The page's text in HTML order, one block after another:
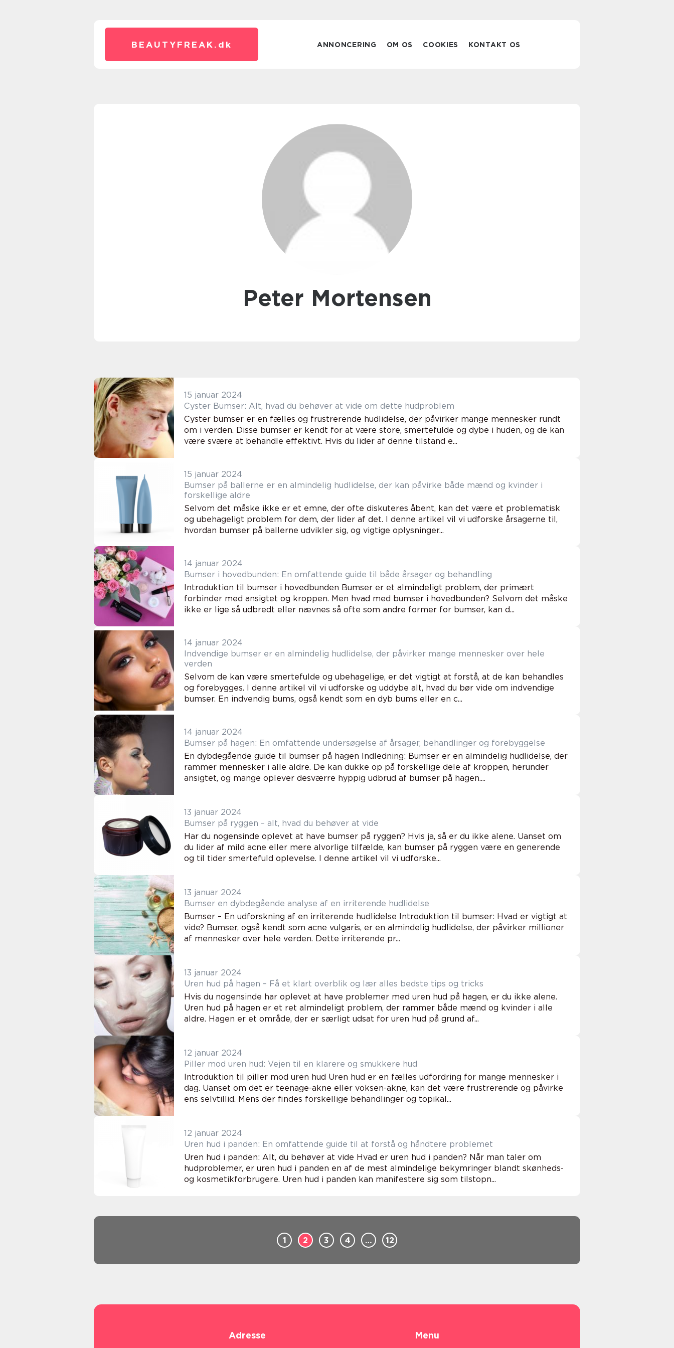
BEAUTYFREAK. dk ANNONCERING OM OS COOKIES KONTAKT OS
Peter Mortensen
15 januar 2024
Cyster Bumser: Alt, hvad du behøver at vide om dette hudproblem
Cyster bumser er en fælles og frustrerende hudlidelse, der påvirker mange mennesker rundt
om i verden. Disse bumser er kendt for at være store, smertefulde og dybe i huden, og de kan
være svære at behandle effektivt. Hvis du lider af denne tilstand e...
15 januar 2024
Bumser på ballerne er en almindelig hudlidelse, der kan påvirke både mænd og kvinder i
forskellige aldre
Selvom det måske ikke er et emne, der ofte diskuteres åbent, kan det være et problematisk
og ubehageligt problem for dem, der lider af det. I denne artikel vil vi udforske årsagerne til,
hvordan bumser på ballerne udvikler sig, og vigtige oplysninger...
14 januar 2024
Bumser i hovedbunden: En omfattende guide til både årsager og behandling
Introduktion til bumser i hovedbunden Bumser er et almindeligt problem, der primært
forbinder med ansigtet og kroppen. Men hvad med bumser i hovedbunden? Selvom det måske
ikke er lige så udbredt eller nævnes så ofte som andre former for bumser, kan d...
14 januar 2024
Indvendige bumser er en almindelig hudlidelse, der påvirker mange mennesker over hele
verden
Selvom de kan være smertefulde og ubehagelige, er det vigtigt at forstå, at de kan behandles
og forebygges. I denne artikel vil vi udforske og uddybe alt, hvad du bør vide om indvendige
bumser. En indvendig bums, også kendt som en dyb bums eller en c...
14 januar 2024
Bumser på hagen: En omfattende undersøgelse af årsager, behandlinger og forebyggelse
En dybdegående guide til bumser på hagen Indledning: Bumser er en almindelig hudlidelse, der
rammer mennesker i alle aldre. De kan dukke op på forskellige dele af kroppen, herunder
ansigtet, og mange oplever desværre hyppig udbrud af bumser på hagen....
13 januar 2024
Bumser på ryggen – alt, hvad du behøver at vide
Har du nogensinde oplevet at have bumser på ryggen? Hvis ja, så er du ikke alene. Uanset om
du lider af mild acne eller mere alvorlige tilfælde, kan bumser på ryggen være en generende
og til tider smertefuld oplevelse. I denne artikel vil vi udforske...
13 januar 2024
Bumser en dybdegående analyse af en irriterende hudlidelse
Bumser – En udforskning af en irriterende hudlidelse Introduktion til bumser: Hvad er vigtigt at
vide? Bumser, også kendt som acne vulgaris, er en almindelig hudlidelse, der påvirker millioner
af mennesker over hele verden. Dette irriterende pr...
13 januar 2024
Uren hud på hagen – Få et klart overblik og lær alles bedste tips og tricks
Hvis du nogensinde har oplevet at have problemer med uren hud på hagen, er du ikke alene.
Uren hud på hagen er et ret almindeligt problem, der rammer både mænd og kvinder i alle
aldre. Hagen er et område, der er særligt udsat for uren hud på grund af...
12 januar 2024
Piller mod uren hud: Vejen til en klarere og smukkere hud
Introduktion til piller mod uren hud Uren hud er en fælles udfordring for mange mennesker i
dag. Uanset om det er teenage-akne eller voksen-akne, kan det være frustrerende og påvirke
ens selvtillid. Mens der findes forskellige behandlinger og topikal...
12 januar 2024
Uren hud i panden: En omfattende guide til at forstå og håndtere problemet
Uren hud i panden: Alt, du behøver at vide Hvad er uren hud i panden? Når man taler om
hudproblemer, er uren hud i panden en af de mest almindelige bekymringer blandt skønheds-
og kosmetikforbrugere. Uren hud i panden kan manifestere sig som tilstopn...
1 2 3 4 … 12
Adresse Menu